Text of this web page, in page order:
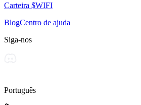
Carteira $WIFI
BlogCentro de ajuda
Siga-nos
Português